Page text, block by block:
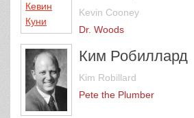
Kevin Cooney
Dr. Woods
Ким Робиллард
Kim Robillard
Pete the Plumber